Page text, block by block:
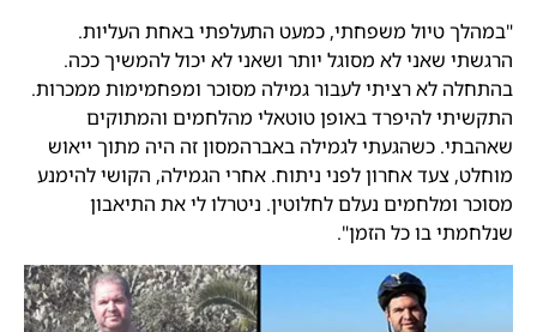
"במהלך טיול משפחתי, כמעט התעלפתי באחת העליות.
הרגשתי שאני לא מסוגל יותר ושאני לא יכול להמשיך ככה.
בהתחלה לא רציתי לעבור גמילה מסוכר ומפחמימות ממכרות.
התקשיתי להיפרד באופן טוטאלי מהלחמים והמתוקים
שאהבתי. כשהגעתי לגמילה באברהמסון זה היה מתוך ייאוש
מוחלט, צעד אחרון לפני ניתוח. אחרי הגמילה, הקושי להימנע
מסוכר ומלחמים נעלם לחלוטין. ניטרלו לי את התיאבון
שנלחמתי בו כל הזמן".